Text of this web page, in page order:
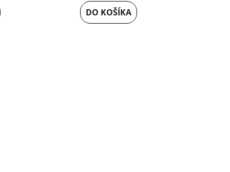
DO KOŠÍKA